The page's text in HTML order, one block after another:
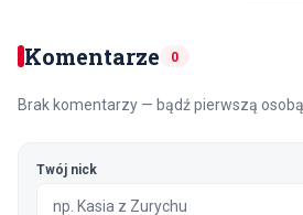
Komentarze 0
Brak komentarzy — bądź pierwszą
Twój nick